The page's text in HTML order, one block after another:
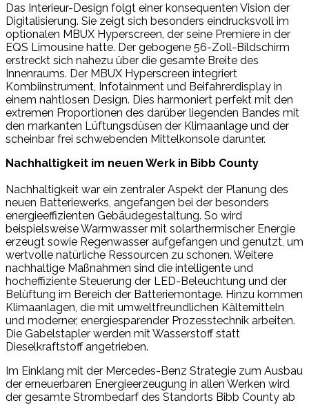
Das Interieur-Design folgt einer konsequenten Vision der
Digitalisierung. Sie zeigt sich besonders eindrucksvoll im
optionalen MBUX Hyperscreen, der seine Premiere in der
EQS Limousine hatte. Der gebogene 56-Zoll-Bildschirm
erstreckt sich nahezu über die gesamte Breite des
Innenraums. Der MBUX Hyperscreen integriert
Kombiinstrument, Infotainment und Beifahrerdisplay in
einem nahtlosen Design. Dies harmoniert perfekt mit den
extremen Proportionen des darüber liegenden Bandes mit
den markanten Lüftungsdüsen der Klimaanlage und der
scheinbar frei schwebenden Mittelkonsole darunter.
Nachhaltigkeit im neuen Werk in Bibb County
Nachhaltigkeit war ein zentraler Aspekt der Planung des
neuen Batteriewerks, angefangen bei der besonders
energieeffizienten Gebäudegestaltung. So wird
beispielsweise Warmwasser mit solarthermischer Energie
erzeugt sowie Regenwasser aufgefangen und genutzt, um
wertvolle natürliche Ressourcen zu schonen. Weitere
nachhaltige Maßnahmen sind die intelligente und
hocheffiziente Steuerung der LED-Beleuchtung und der
Belüftung im Bereich der Batteriemontage. Hinzu kommen
Klimaanlagen, die mit umweltfreundlichen Kältemitteln
und moderner, energiesparender Prozesstechnik arbeiten.
Die Gabelstapler werden mit Wasserstoff statt
Dieselkraftstoff angetrieben.
Im Einklang mit der Mercedes-Benz Strategie zum Ausbau
der erneuerbaren Energieerzeugung in allen Werken wird
der gesamte Strombedarf des Standorts Bibb County ab